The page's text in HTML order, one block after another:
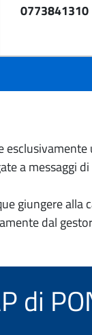
0773841310
a messaggi
giungere alla
dal
di